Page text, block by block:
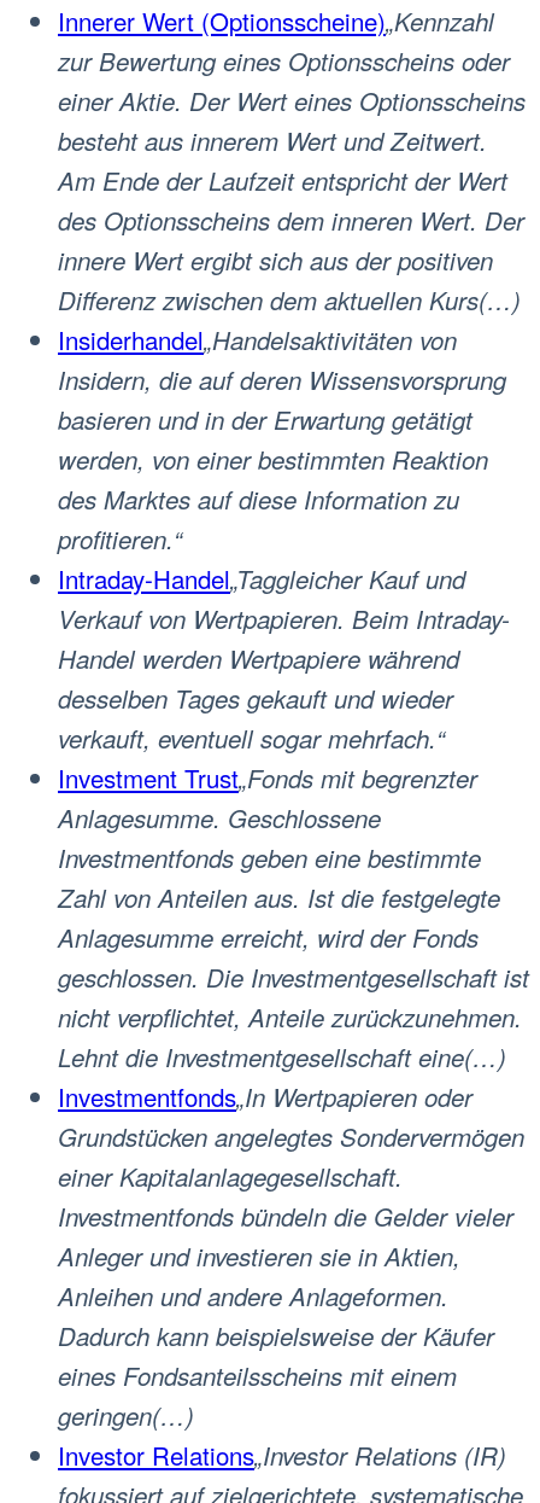
Innerer Wert (Optionsscheine)„Kennzahl
zur Bewertung eines Optionsscheins oder
einer Aktie. Der Wert eines Optionsscheins
besteht aus innerem Wert und Zeitwert.
Am Ende der Laufzeit entspricht der Wert
des Optionsscheins dem inneren Wert. Der
innere Wert ergibt sich aus der positiven
Differenz zwischen dem aktuellen Kurs(…)
Insiderhandel„Handelsaktivitäten von
Insidern, die auf deren Wissensvorsprung
basieren und in der Erwartung getätigt
werden, von einer bestimmten Reaktion
des Marktes auf diese Information zu
profitieren.“
Intraday-Handel„Taggleicher Kauf und
Verkauf von Wertpapieren. Beim Intraday-
Handel werden Wertpapiere während
desselben Tages gekauft und wieder
verkauft, eventuell sogar mehrfach.“
Investment Trust„Fonds mit begrenzter
Anlagesumme. Geschlossene
Investmentfonds geben eine bestimmte
Zahl von Anteilen aus. Ist die festgelegte
Anlagesumme erreicht, wird der Fonds
geschlossen. Die Investmentgesellschaft ist
nicht verpflichtet, Anteile zurückzunehmen.
Lehnt die Investmentgesellschaft eine(…)
Investmentfonds„In Wertpapieren oder
Grundstücken angelegtes Sondervermögen
einer Kapitalanlagegesellschaft.
Investmentfonds bündeln die Gelder vieler
Anleger und investieren sie in Aktien,
Anleihen und andere Anlageformen.
Dadurch kann beispielsweise der Käufer
eines Fondsanteilsscheins mit einem
geringen(…)
Investor Relations„Investor Relations (IR)
fokussiert auf zielgerichtete, systematische